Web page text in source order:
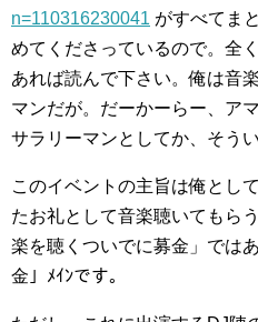
n=110316230041 がすべてま
めてくださっているので。全
あれば読んで下さい。俺は音
マンだが。だーかーらー、ア
サラリーマンとしてか、そう
このイベントの主旨は俺とし
たお礼として音楽聴いてもら
楽を聴くついでに募金」では
金」ﾒｲﾝです。